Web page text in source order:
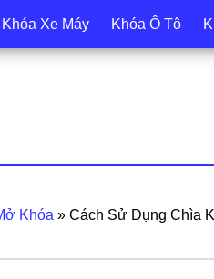
Khóa Xe Máy Khóa Ô Tô
Khóa » Cách Sử Dụng Chìa